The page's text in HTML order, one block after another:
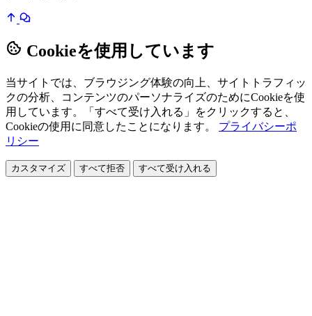
Cookieを使用しています
当サイトでは、ブラウジング体験の向上、サイトトラフィッ
クの分析、コンテンツのパーソナライズのためにCookieを使
用しています。「すべて受け入れる」をクリックすると、
Cookieの使用に同意したことになります。 プライバシーポ
リシー
カスタマイズ すべて拒否 すべて受け入れる